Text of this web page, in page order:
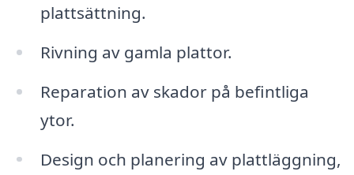
plattsättning.
Rivning av gamla plattor.
Reparation av skador på befintliga
ytor.
Design och planering av plattläggning,